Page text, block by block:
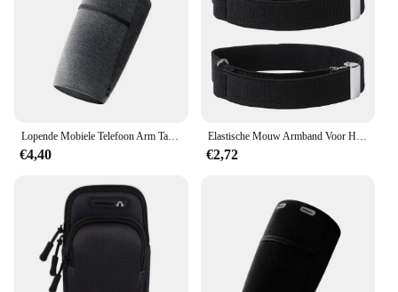
Lopende Mobiele Telefoon Arm Tas Telefoon Armband Tas Waterdichte Armband Jogging Case Houder Antislip Sporttas Voor Iphone Samsung
€4,40
Elastische Mouw Armband Voor Heren Unisex Armband Armband Armbanden Armbanden Houders Mannen Kousenbanden Anti Rok Arm Armband Heren
€2,72